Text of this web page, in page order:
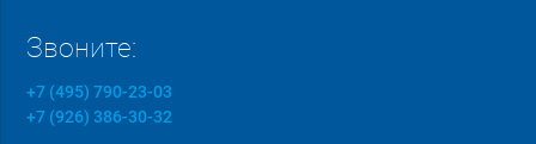
Звоните:
+7 (495) 790-23-03
+7 (926) 386-30-32